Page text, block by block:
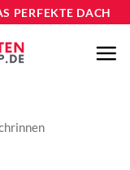
PERFEKTE DACH